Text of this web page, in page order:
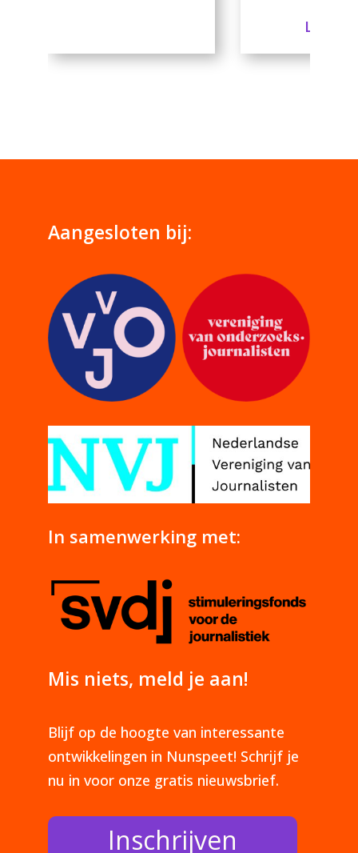
Lees
Aangesloten bij:
In samenwerking met:
Mis niets, meld je aan!
Blijf op de hoogte van interessante
ontwikkelingen in Nunspeet! Schrijf je
nu in voor onze gratis nieuwsbrief.
Inschrijven